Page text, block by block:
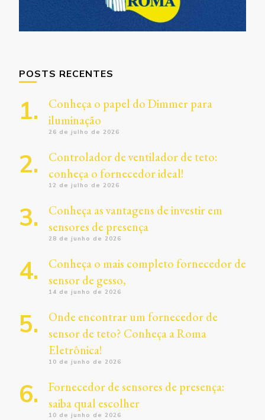
POSTS RECENTES
Conheça o papel do Dimmer para
iluminação
26 de julho de 2026
Controlador de ventilador de teto:
conheça o fornecedor ideal!
12 de julho de 2026
Conheça as vantagens de investir em
sensores de presença
28 de junho de 2026
Conheça o mais completo fornecedor de
sensor de gesso,
14 de junho de 2026
Onde encontrar um fornecedor de
sensor de teto? Conheça a Roma
Eletrônica!
10 de junho de 2026
Fornecedor de sensores de presença:
saiba qual escolher
10 de junho de 2026